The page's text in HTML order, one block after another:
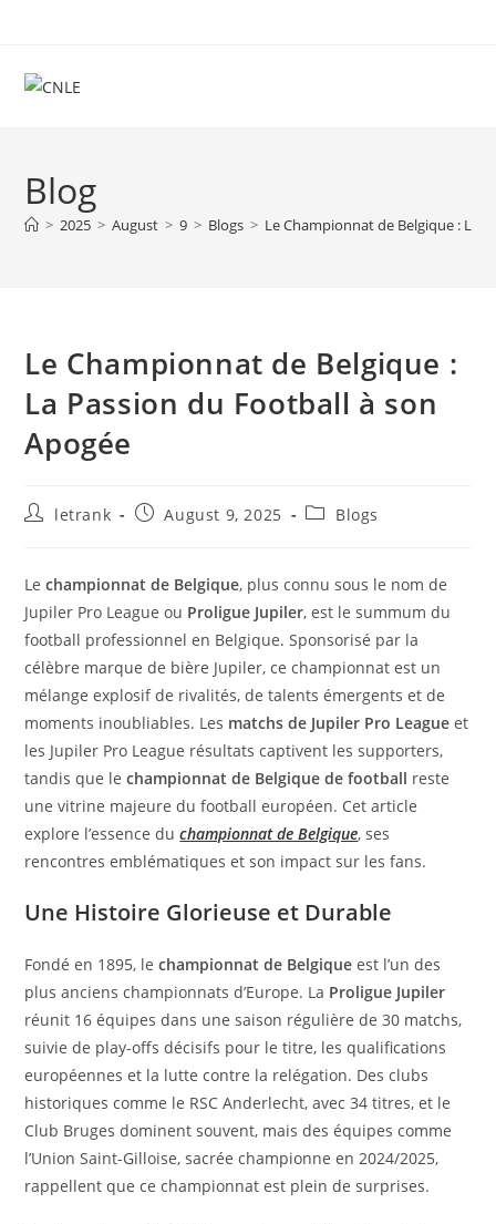
content
Blog
> 2025 > August > 9 > Blogs > Le Championnat de Belgique : La
Le Championnat de Belgique :
La Passion du Football à son
Apogée
Postletrank
PostAugust 9, 2025
PostBlogs
Lechampionnat de Belgique, plus connu sous le nom de
Jupiler Pro League ou Proligue Jupiler, est le summum du
football professionnel en Belgique. Sponsorisé par la
célèbre marque de bière Jupiler, ce championnat est un
mélange explosif de rivalités, de talents émergents et de
moments inoubliables. Les matchs de Jupiler Pro League et
les Jupiler Pro League résultats captivent les supporters,
tandis que lechampionnat de Belgique de football reste
une vitrine majeure du football européen. Cet article
explore l’essence duchampionnat de Belgique, ses
rencontres emblématiques et son impact sur les fans.
Une Histoire Glorieuse et Durable
Fondé en 1895, lechampionnat de Belgique est l’un des
plus anciens championnats d’Europe. La Proligue Jupiler
réunit 16 équipes dans une saison régulière de 30 matchs,
suivie de play-offs décisifs pour le titre, les qualifications
européennes et la lutte contre la relégation. Des clubs
historiques comme le RSC Anderlecht, avec 34 titres, et le
Club Bruges dominent souvent, mais des équipes comme
l’Union Saint-Gilloise, sacrée championne en 2024/2025,
rappellent que ce championnat est plein de surprises.